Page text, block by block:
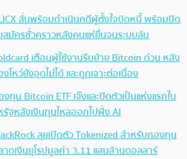
ลั่นพร้อมดำเนินคดีผู้ตั้งใจบิดหนี้ พร้อมปิด
สมัครชั่วคราวหลังคนแห่ยื่นจนระบบล้น
เตือนผู้ใช้งานรีบย้าย Bitcoin ด่วน หลัง
โหว่ยังอุดไม่ได้ และถูกเจาะต่อเนื่อง
ทุน Bitcoin ETF เจ๊งและปิดตัวเป็นแห่งแรกใน
รัฐหลังเงินทุนไหลออกไปฝั่ง AI
ลุยเปิดตัว Tokenized สำหรับกองทุน
ดเงินยุโรปมูลค่า 3.11 แสนล้านดอลลาร์